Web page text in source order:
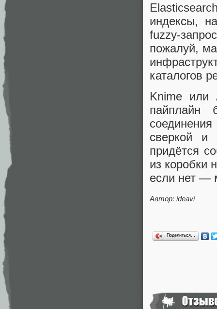
индексы,
fuzzy-
пожалуй,
каталогов
Knime или
пайплайн
сверкой и
придётся
из коробки
если нет —
Автор: ideavi
Поделиться…